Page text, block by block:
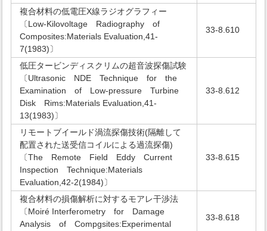
複合材料の低電圧X線ラジオグラフィー
〔Low-Kilovoltage Radiography of
Composites:Materials Evaluation,41-
7(1983)〕
33-8.610
低圧タービンディスクリムの超音波探傷試験
〔Ultrasonic NDE Technique for the
Examination of Low-pressure Turbine
Disk Rims:Materials Evaluation,41-
13(1983)〕
33-8.612
リモートブイールド渦流探傷技術(隔離して
配置された送受信コイルによる過流探傷)
〔The Remote Field Eddy Current
Inspection Technique:Materials
Evaluation,42-2(1984)〕
33-8.615
複合材料の損傷解析に対するモアレ干渉法
〔Moiré Interferometry for Damage
Analysis of Compgsites:Experimental
33-8.618